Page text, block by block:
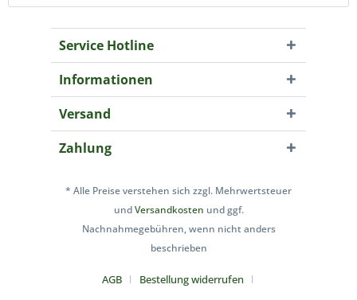
Service Hotline
Informationen
Versand
Zahlung
* Alle Preise verstehen sich zzgl. Mehrwertsteuer
undVersandkosten und ggf.
Nachnahmegebühren, wenn nicht anders
beschrieben
AGB
Bestellung widerrufen